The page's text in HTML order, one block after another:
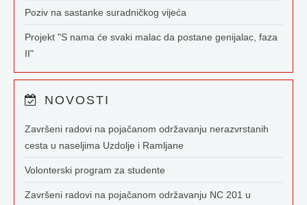
Poziv na sastanke suradničkog vijeća
Projekt "S nama će svaki malac da postane genijalac, faza
II"
NOVOSTI
Završeni radovi na pojačanom održavanju nerazvrstanih
cesta u naseljima Uzdolje i Ramljane
Volonterski program za studente
Završeni radovi na pojačanom održavanju NC 201 u